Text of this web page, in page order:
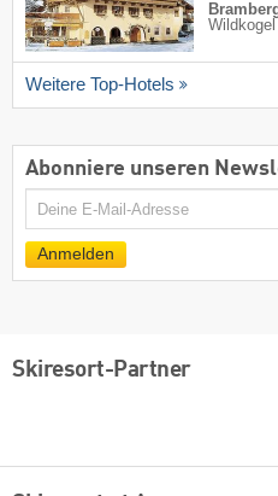
Weitere Top-Hotels
Abonniere unseren
E-
Mail
Anmelden
Skiresort-Partner